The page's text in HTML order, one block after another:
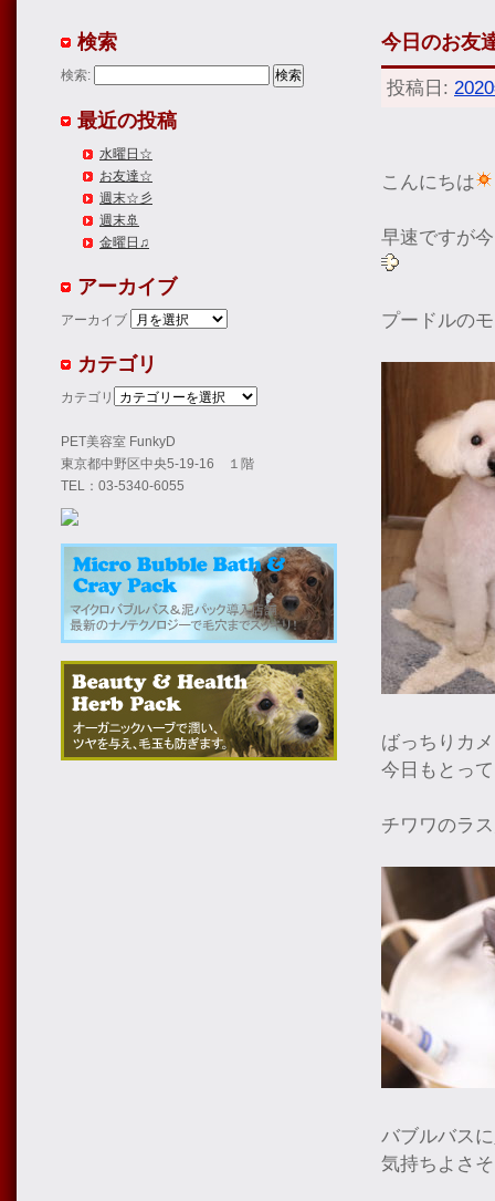
今日のお友
投稿日:
こんにちは
早速ですが
プードルの
ばっちりカ
今日もとっ
チワワのラ
バブルバス
気持ちよさ
検索
検索:
最近の投稿
水曜日☆
お友達☆
週末☆彡
週末🚢
金曜日♫
アーカイブ
アーカイブ
カテゴリ
カテゴリ
PET美容室 FunkyD
東京都中野区中央5-19-16 １階
TEL：03-5340-6055